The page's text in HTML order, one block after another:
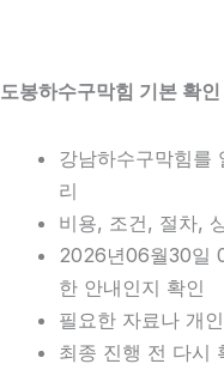
도봉하수구막힘 기본 확
강남하수구막힘를
리
비용, 조건, 절차,
2026년06월30일
한 안내인지 확인
필요한 자료나 개
최종 진행 전 다시